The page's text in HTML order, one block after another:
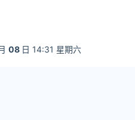
08 日 14:31 星期六